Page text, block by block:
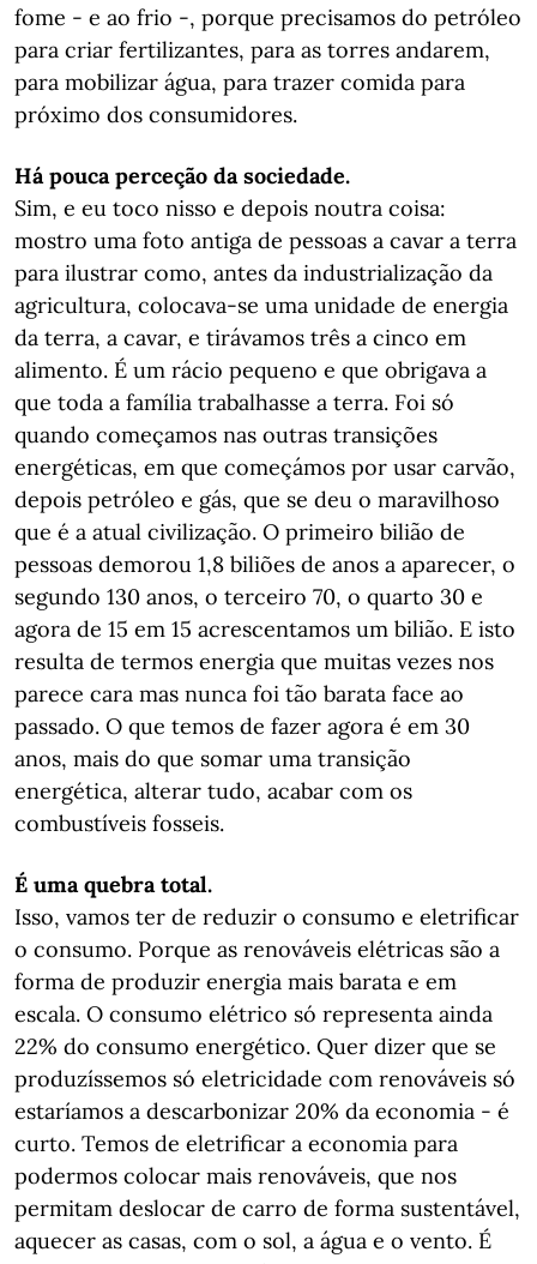
fome - e ao frio -, porque precisamos do petróleo
para criar fertilizantes, para as torres andarem,
para mobilizar água, para trazer comida para
próximo dos consumidores.
Há pouca perceção da sociedade.
Sim, e eu toco nisso e depois noutra coisa:
mostro uma foto antiga de pessoas a cavar a terra
para ilustrar como, antes da industrialização da
agricultura, colocava-se uma unidade de energia
da terra, a cavar, e tirávamos três a cinco em
alimento. É um rácio pequeno e que obrigava a
que toda a família trabalhasse a terra. Foi só
quando começamos nas outras transições
energéticas, em que começámos por usar carvão,
depois petróleo e gás, que se deu o maravilhoso
que é a atual civilização. O primeiro bilião de
pessoas demorou 1,8 biliões de anos a aparecer, o
segundo 130 anos, o terceiro 70, o quarto 30 e
agora de 15 em 15 acrescentamos um bilião. E isto
resulta de termos energia que muitas vezes nos
parece cara mas nunca foi tão barata face ao
passado. O que temos de fazer agora é em 30
anos, mais do que somar uma transição
energética, alterar tudo, acabar com os
combustíveis fosseis.
É uma quebra total.
Isso, vamos ter de reduzir o consumo e eletrificar
o consumo. Porque as renováveis elétricas são a
forma de produzir energia mais barata e em
escala. O consumo elétrico só representa ainda
22% do consumo energético. Quer dizer que se
produzíssemos só eletricidade com renováveis só
estaríamos a descarbonizar 20% da economia - é
curto. Temos de eletrificar a economia para
podermos colocar mais renováveis, que nos
permitam deslocar de carro de forma sustentável,
aquecer as casas, com o sol, a água e o vento. É